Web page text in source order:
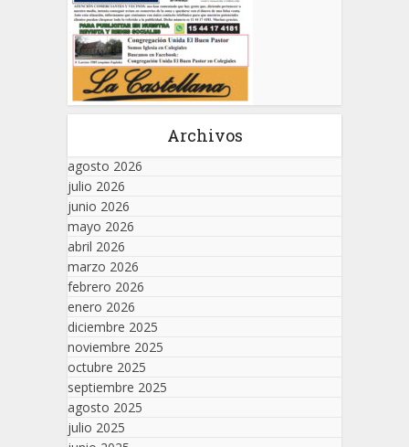
Archivos
agosto 2026
julio 2026
junio 2026
mayo 2026
abril 2026
marzo 2026
febrero 2026
enero 2026
diciembre 2025
noviembre 2025
octubre 2025
septiembre 2025
agosto 2025
julio 2025